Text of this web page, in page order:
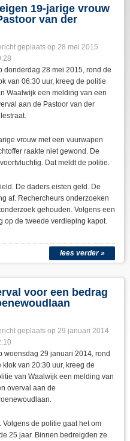
19-jarige vrouw
van der
geplaats op 28 mei 2015
donderdag 28 mei 2015, rond de
van 06:30 uur, kreeg de politie
Waalwijk een melding van een
aan de Pastoor van der
vrouw met een vuurwapen
raakte niet gewond. De
Dat meldt de politie.
De daders eisten geld. De
af. Rechercheurs onderzoeken
gehouden. Volgens een
op de tweede verdieping kapot.
lees verder »
voor een bedrag
geplaats op 29 januari 2014
woensdag 29 januari 2014, rond
klok van 20:30 uur, kreeg de
van Waalwijk een melding van
overval aan de
Volgens de politie gaat het om
25 jaar. Binnen bedreigden ze